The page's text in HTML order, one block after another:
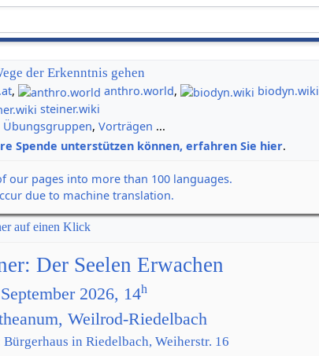
der Erkenntnis gehen
, anthro.world,
biodyn.wiki
steiner.wiki
Übungsgruppen,Vorträgen ...
Spende unterstützen können, erfahren Sie hier.
our pages into more than 100 languages.
due to machine translation.
auf einen Klick
Der Seelen Erwachen
2026, 14h
Weilrod-Riedelbach
in Riedelbach, Weiherstr. 16